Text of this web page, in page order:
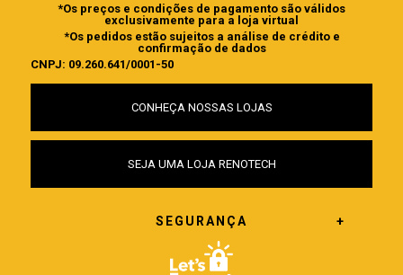
*Os preços e condições de pagamento são válidos
exclusivamente para a loja virtual
*Os pedidos estão sujeitos a análise de crédito e
confirmação de dados
CNPJ: 09.260.641/0001-50
CONHEÇA NOSSAS LOJAS
SEJA UMA LOJA RENOTECH
SEGURANÇA